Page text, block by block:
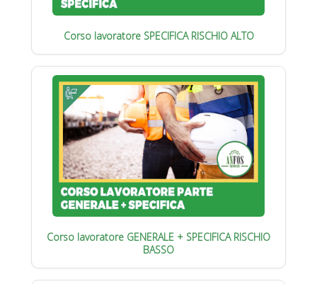
Corso lavoratore SPECIFICA RISCHIO ALTO
Corso lavoratore GENERALE + SPECIFICA RISCHIO
BASSO